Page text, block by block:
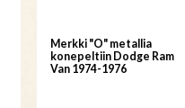
Merkki "O" metallia
konepeltiin Dodge Ram
Van 1974-1976